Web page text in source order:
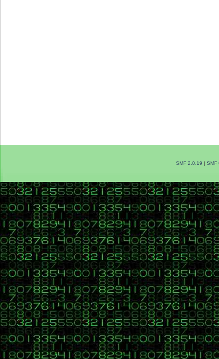
SMF 2.0.19 | SMF